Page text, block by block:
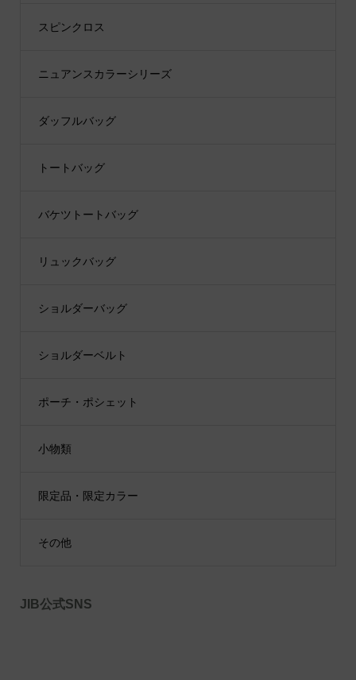
スピンクロス
ニュアンスカラーシリーズ
ダッフルバッグ
トートバッグ
バケツトートバッグ
リュックバッグ
ショルダーバッグ
ショルダーベルト
ポーチ・ポシェット
小物類
限定品・限定カラー
その他
JIB公式SNS